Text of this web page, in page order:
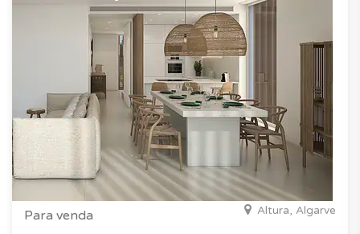
Para venda Altura, Algarve